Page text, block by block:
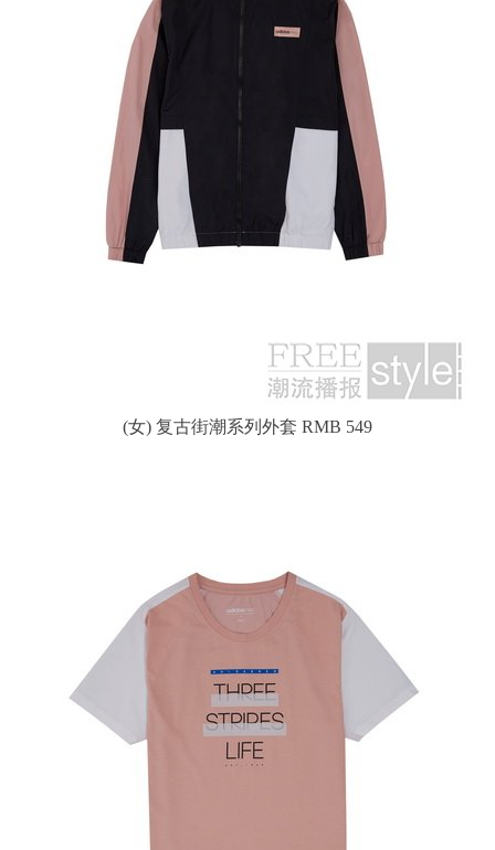
(女) 复古街潮系列外套 RMB 549